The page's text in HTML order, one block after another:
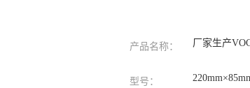
产品名称： 厂家生产
型号：